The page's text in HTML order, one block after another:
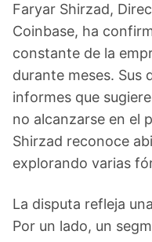
Faryar Shirzad,
Coinbase, ha
constante de la
durante meses. Sus
informes que
no alcanzarse en el
Shirzad reconoce
explorando varias
La disputa refleja
Por un lado, un